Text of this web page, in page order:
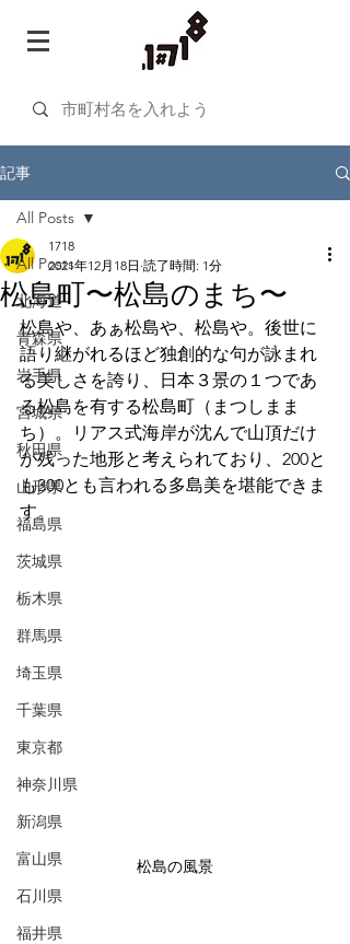
記事
All Posts
北海道
青森県
岩手県
宮城県
秋田県
山形県
福島県
茨城県
栃木県
群馬県
埼玉県
千葉県
東京都
神奈川県
新潟県
富山県
石川県
福井県
All Posts
松島町〜松島のまち〜
1718
2021年12月18日 読了時間: 1分
松島や、あぁ松島や、松島や。後世に
語り継がれるほど独創的な句が詠まれ
る美しさを誇り、日本３景の１つであ
る松島を有する松島町（まつしまま
ち）。リアス式海岸が沈んで山頂だけ
が残った地形と考えられており、200と
も300とも言われる多島美を堪能できま
す。
松島の風景